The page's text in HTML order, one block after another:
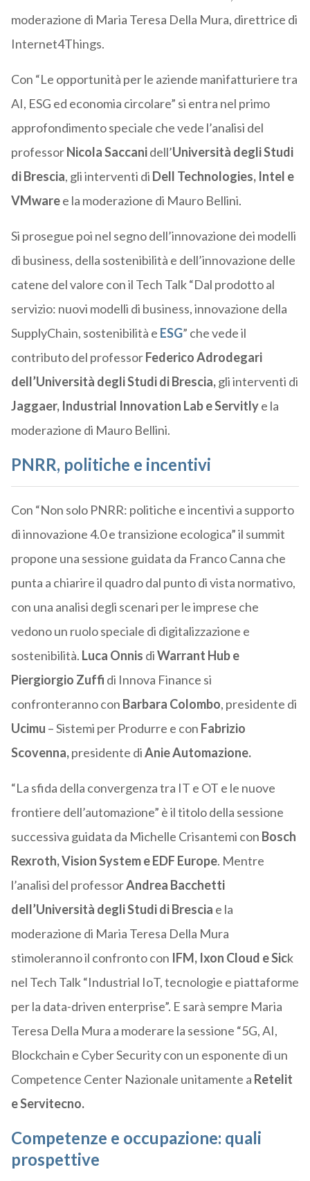
moderazione di Maria Teresa Della Mura, direttrice di
Internet4Things.
Con “Le opportunità per le aziende manifatturiere tra
AI, ESG ed economia circolare” si entra nel primo
approfondimento speciale che vede l’analisi del
professorNicola Saccanidell’Università degli Studi
di Brescia, gli interventi di Dell Technologies, Intel e
VMwaree la moderazione di Mauro Bellini.
Si prosegue poi nel segno dell’innovazione dei modelli
di business, della sostenibilità e dell’innovazione delle
catene del valore con il Tech Talk “Dal prodotto al
servizio: nuovi modelli di business, innovazione della
SupplyChain, sostenibilità e ESG” che vede il
contributo del professorFederico Adrodegari
dell’Università degli Studi di Brescia,gli interventi di
Jaggaer, Industrial Innovation Lab e Servitlye la
moderazione di Mauro Bellini.
PNRR, politiche e incentivi
Con “Non solo PNRR: politiche e incentivi a supporto
di innovazione 4.0 e transizione ecologica” il summit
propone una sessione guidata da Franco Canna che
punta a chiarire il quadro dal punto di vista normativo,
con una analisi degli scenari per le imprese che
vedono un ruolo speciale di digitalizzazione e
sostenibilità. Luca Onnis diWarrant Hub e
Piergiorgio Zuffi di Innova Finance si
confronteranno con Barbara Colombo, presidente di
Ucimu – Sistemi per Produrre e con Fabrizio
Scovenna,presidente diAnie Automazione.
“La sfida della convergenza tra IT e OT e le nuove
frontiere dell’automazione” è il titolo della sessione
successiva guidata da Michelle Crisantemi con Bosch
Rexroth, Vision System e EDF Europe. Mentre
l’analisi del professorAndrea Bacchetti
dell’Università degli Studi di Brescia e la
moderazione di Maria Teresa Della Mura
stimoleranno il confronto con IFM, Ixon Cloud e Sick
nel Tech Talk “Industrial IoT, tecnologie e piattaforme
per la data-driven enterprise”. E sarà sempre Maria
Teresa Della Mura a moderare la sessione “5G, AI,
Blockchain e Cyber Security con un esponente di un
Competence Center Nazionale unitamente a Retelit
e Servitecno.
Competenze e occupazione: quali
prospettive